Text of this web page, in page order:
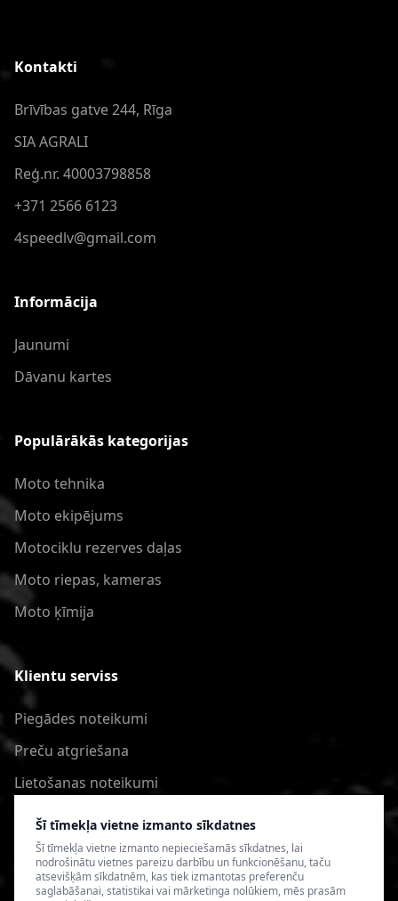
Šī tīmekļa vietne izmanto sīkdatnes
Šī tīmekļa vietne izmanto nepieciešamās sīkdatnes, lai
nodrošinātu vietnes pareizu darbību un funkcionēšanu, taču
atsevišķām sīkdatnēm, kas tiek izmantotas preferenču
saglabāšanai, statistikai vai mārketinga nolūkiem, mēs prasām
Kontakti
Brīvības gatve 244, Rīga
SIA AGRALI
Reģ.nr. 40003798858
+371 2566 6123
4speedlv@gmail.com
Informācija
Jaunumi
Dāvanu kartes
Populārākās kategorijas
Moto tehnika
Moto ekipējums
Motociklu rezerves daļas
Moto riepas, kameras
Moto ķīmija
Klientu serviss
Piegādes noteikumi
Preču atgriešana
Lietošanas noteikumi
Privātuma politika